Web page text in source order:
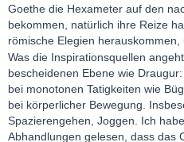
Goethe die Hexameter auf den
bekommen, natürlich ihre Reize
römische Elegien herauskommen,
Was die Inspirationsquellen
bescheidenen Ebene wie
bei monotonen Tatigkeiten wie
bei körperlicher Bewegung.
Spazierengehen, Joggen. Ich
Abhandlungen gelesen, dass das